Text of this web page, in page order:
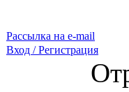
Рассылка на e-mail
Вход / Регистрация